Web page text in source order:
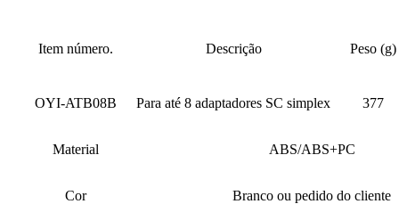
Item número. Descrição Peso (g)
OYI-ATB08B Para até 8 adaptadores SC simplex 377
Material ABS/ABS+PC
Cor Branco ou pedido do cliente